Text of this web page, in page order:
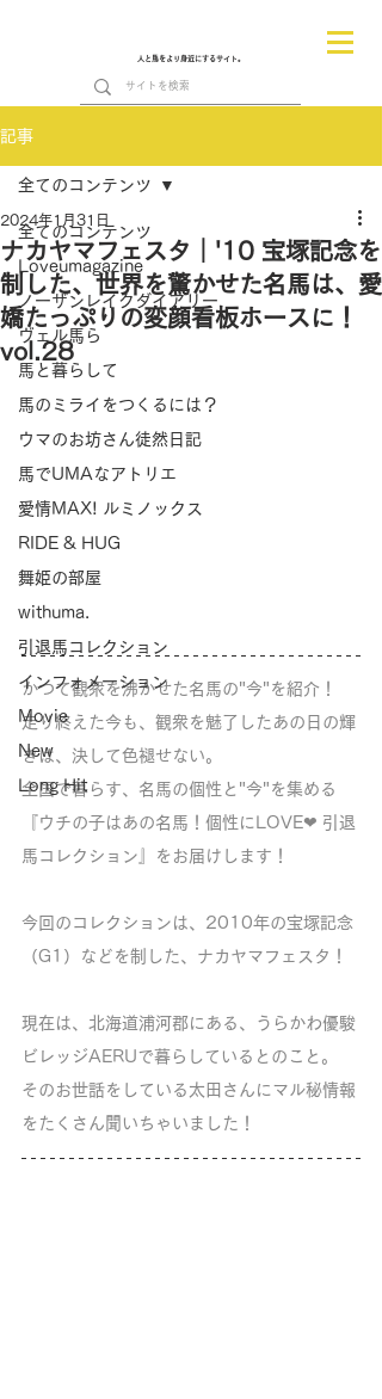
人と馬をより身近にするサイト。
記事
全てのコンテンツ
Loveumagazine
ノーザンレイクダイアリー
ヴェル馬ら
馬と暮らして
馬のミライをつくるには？
ウマのお坊さん徒然日記
馬でUMAなアトリエ
愛情MAX! ルミノックス
RIDE & HUG
舞姫の部屋
withuma.
引退馬コレクション
インフォメーション
Movie
New
Long Hit
全てのコンテンツ
ナカヤマフェスタ｜'10 宝塚記念を
制した、世界を驚かせた名馬は、愛
嬌たっぷりの変顔看板ホースに！
vol.28
2024年1月31日
かつて観衆を沸かせた名馬の"今"を紹介！
走り終えた今も、観衆を魅了したあの日の輝
きは、決して色褪せない。
全国で暮らす、名馬の個性と"今"を集める
『ウチの子はあの名馬！個性にLOVE❤︎ 引退
馬コレクション』をお届けします！
今回のコレクションは、2010年の宝塚記念
（G1）などを制した、ナカヤマフェスタ！
現在は、北海道浦河郡にある、うらかわ優駿
ビレッジAERUで暮らしているとのこと。
そのお世話をしている太田さんにマル秘情報
をたくさん聞いちゃいました！